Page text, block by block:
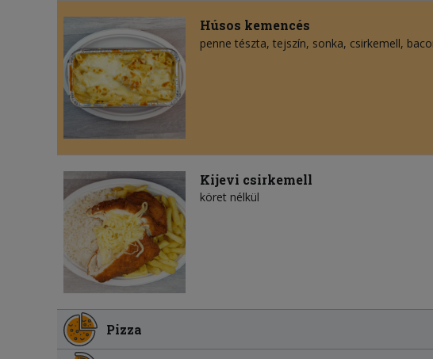
Húsos kemencés
penne tészta tejszín sonka csirkemell
Kijevi csirkemell
köret nélkül
Pizza